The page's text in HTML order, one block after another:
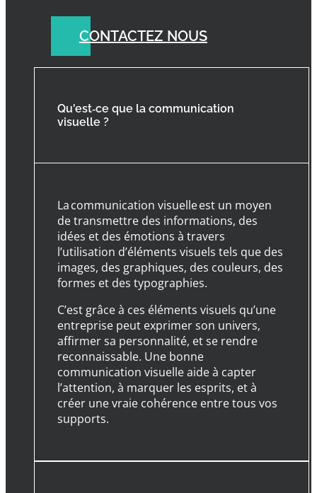
CONTACTEZ NOUS
Qu'est‑ce que la communication
visuelle ?
La communication visuelle est un moyen
de transmettre des informations, des
idées et des émotions à travers
l’utilisation d’éléments visuels tels que des
images, des graphiques, des couleurs, des
formes et des typographies.
C’est grâce à ces éléments visuels qu’une
entreprise peut exprimer son univers,
affirmer sa personnalité, et se rendre
reconnaissable. Une bonne
communication visuelle aide à capter
l’attention, à marquer les esprits, et à
créer une vraie cohérence entre tous vos
supports.